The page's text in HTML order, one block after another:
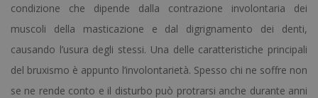
condizione che dipende dalla contrazione involontaria dei
muscoli della masticazione e dal digrignamento dei denti,
causando l’usura degli stessi. Una delle caratteristiche principali
del bruxismo è appunto l’involontarietà. Spesso chi ne soffre non
se ne rende conto e il disturbo può protrarsi anche durante anni